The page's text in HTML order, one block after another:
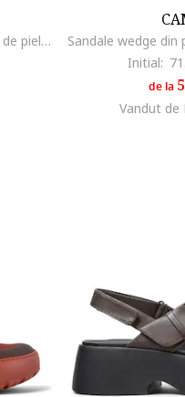
Pantofi sport Drift Trail cu detalii de piele intoarsa, Maro/Portocaliu stins
Initial:
de la
Vandut de